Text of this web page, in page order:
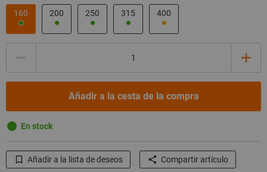
160
200 250 315 400
Añadir a la cesta de la compra
En stock
Añadir a la lista de deseos Compartir artículo